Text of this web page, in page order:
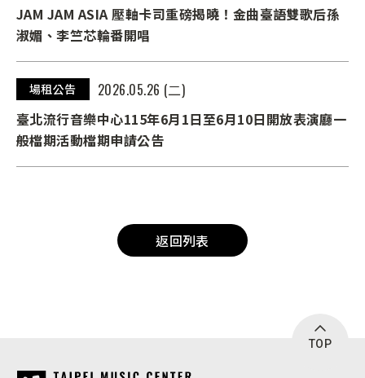
JAM JAM ASIA 壓軸卡司重磅揭曉！金曲臺語雙歌后孫
淑媚、李竺芯輪番開唱
場租公告
2026.05.26 (二)
臺北流行音樂中心115年6月1日至6月10日開放表演廳一
般檔期活動檔期申請公告
返回列表
TOP